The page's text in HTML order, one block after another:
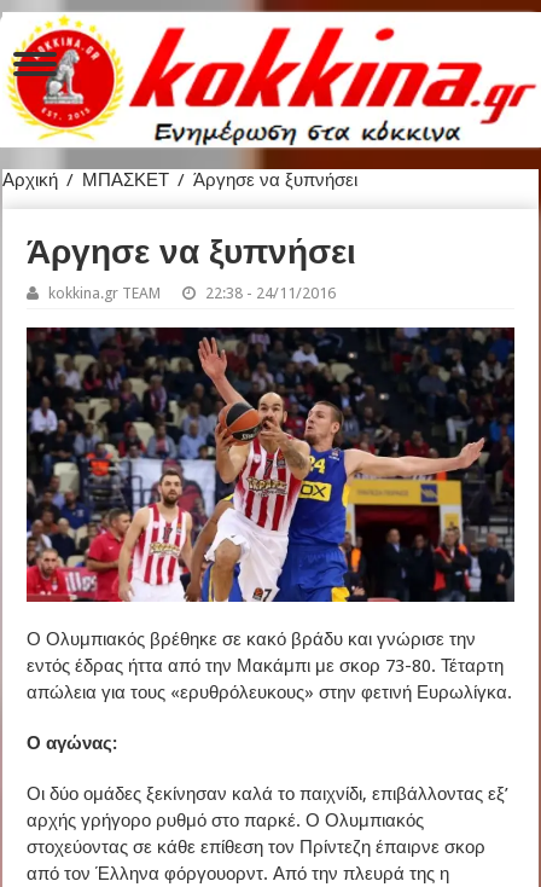
Αρχική / ΜΠΑΣΚΕΤ / Άργησε να ξυπνήσει
Άργησε να ξυπνήσει
kokkina.gr TEAM 22:38 - 24/11/2016
Ο Ολυμπιακός βρέθηκε σε κακό βράδυ και γνώρισε την
εντός έδρας ήττα από την Μακάμπι με σκορ 73-80. Τέταρτη
απώλεια για τους «ερυθρόλευκους» στην φετινή Ευρωλίγκα.
Ο αγώνας:
Οι δύο ομάδες ξεκίνησαν καλά το παιχνίδι, επιβάλλοντας εξ’
αρχής γρήγορο ρυθμό στο παρκέ. Ο Ολυμπιακός
στοχεύοντας σε κάθε επίθεση τον Πρίντεζη έπαιρνε σκορ
από τον Έλληνα φόργουορντ. Από την πλευρά της η